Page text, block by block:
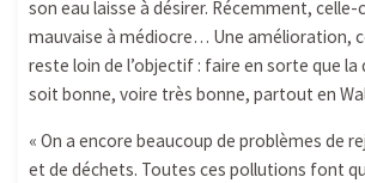
son eau laisse à désirer. Récemment, celle-
mauvaise à médiocre… Une amélioration,
reste loin de l’objectif : faire en sorte que la
soit bonne, voire très bonne, partout en
« On a encore beaucoup de problèmes de
et de déchets. Toutes ces pollutions font